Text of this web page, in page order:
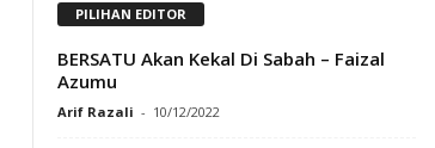
PILIHAN EDITOR
BERSATU Akan Kekal Di Sabah – Faizal
Azumu
Arif Razali - 10/12/2022